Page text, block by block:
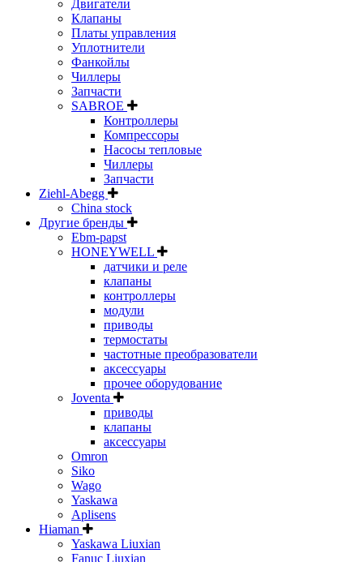
Двигатели
Клапаны
Платы управления
Уплотнители
Фанкойлы
Чиллеры
Запчасти
SABROE
Контроллеры
Компрессоры
Насосы тепловые
Чиллеры
Запчасти
Ziehl-Abegg
China stock
Другие бренды
Ebm-papst
HONEYWELL
датчики и реле
клапаны
контроллеры
модули
приводы
термостаты
частотные преобразователи
аксессуары
прочее оборудование
Joventa
приводы
клапаны
аксессуары
Omron
Siko
Wago
Yaskawa
Aplisens
Hiaman
Yaskawa Liuxian
Fanuc Liuxian